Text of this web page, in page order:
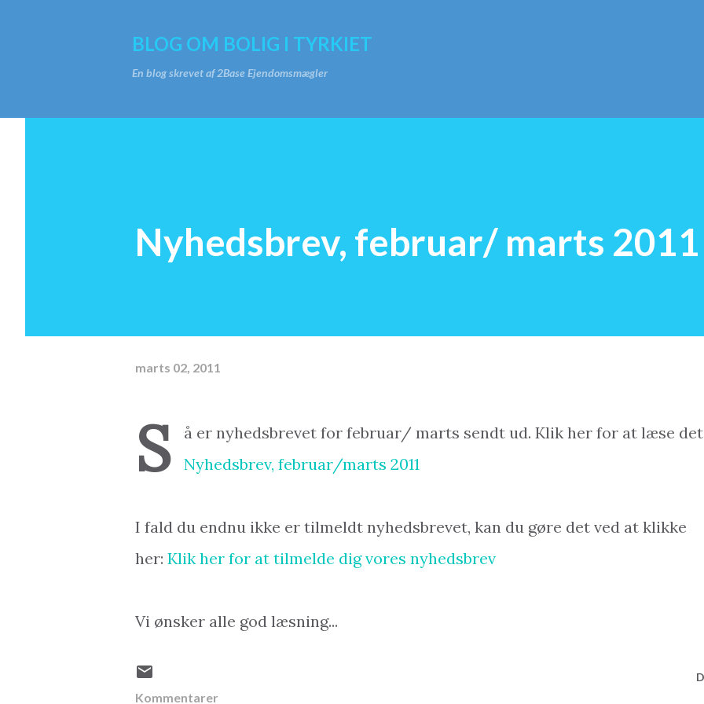
BLOG OM BOLIG I TYRKIET
En blog skrevet af 2Base Ejendomsmægler
Nyhedsbrev, februar/ marts 2011
marts 02, 2011
S
å er nyhedsbrevet for februar/ marts sendt ud. Klik her for at læse
Nyhedsbrev, februar/marts 2011
I fald du endnu ikke er tilmeldt nyhedsbrevet, kan du gøre det ved at klikke
her: Klik her for at tilmelde dig vores nyhedsbrev
Vi ønsker alle god læsning...
Kommentarer